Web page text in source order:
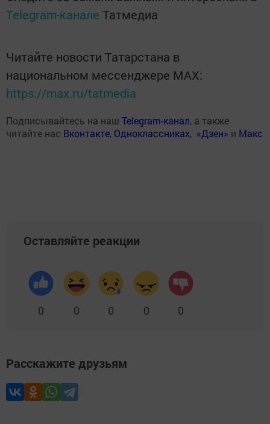
Telegram-канале Татмедиа
Читайте новости Татарстана в
национальном мессенджере MАХ:
https://max.ru/tatmedia
Подписывайтесь на наш Telegram-канал, а также
читайте нас Вконтакте, Одноклассниках, «Дзен» и Макс
Оставляйте реакции
0 0 0 0 0
Расскажите друзьям